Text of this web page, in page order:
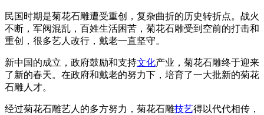
民国时期是菊花石雕遭受重创，复杂曲折的历史转折点。战火
不断，军阀混乱，百姓生活困苦，菊花石雕受到空前的打击和
重创，很多艺人改行，戴老一直坚守。
新中国的成立，政府鼓励和支持文化产业，菊花石雕终于迎来
了新的春天。在政府和戴老的努力下，培育了一大批新的菊花
石雕人才。
经过菊花石雕艺人的多方努力，菊花石雕技艺得以代代相传，